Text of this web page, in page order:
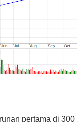
pertama di